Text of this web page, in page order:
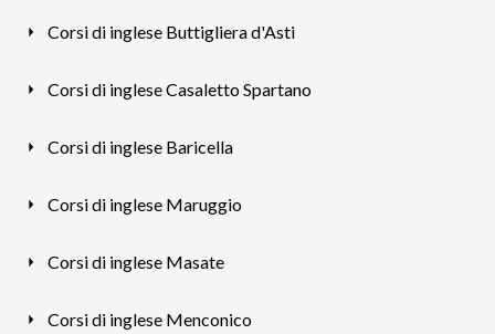
Corsi di inglese Buttigliera d'Asti
Corsi di inglese Casaletto Spartano
Corsi di inglese Baricella
Corsi di inglese Maruggio
Corsi di inglese Masate
Corsi di inglese Menconico